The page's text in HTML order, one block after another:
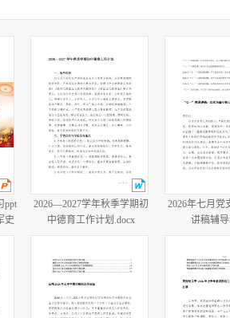
ppt
史
防
2026—2027学年秋季学期初
中德育工作计划.docx
2026年七月党
讲稿辅